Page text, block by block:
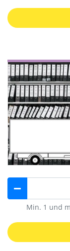
Min. 1 und